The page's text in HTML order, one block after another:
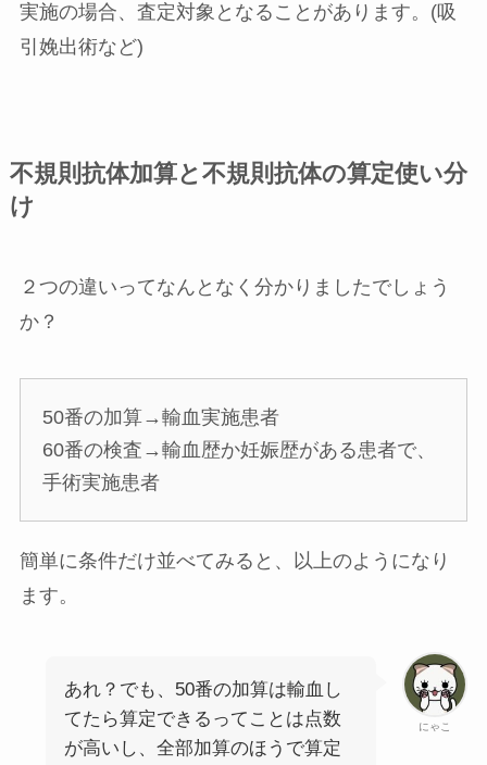
実施の場合、査定対象となることがあります。(吸
引娩出術など)
不規則抗体加算と不規則抗体の算定使い分
け
２つの違いってなんとなく分かりましたでしょう
か？
50番の加算→輸血実施患者
60番の検査→輸血歴か妊娠歴がある患者で、
手術実施患者
簡単に条件だけ並べてみると、以上のようになり
ます。
にゃこ
あれ？でも、50番の加算は輸血し
てたら算定できるってことは点数
が高いし、全部加算のほうで算定